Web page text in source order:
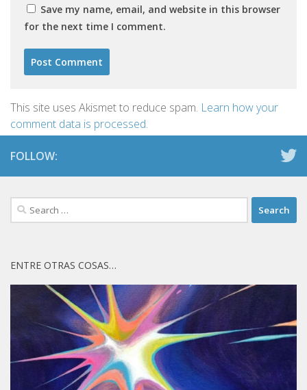
Save my name, email, and website in this browser
for the next time I comment.
This site uses Akismet to reduce spam. Learn how your
comment data is processed.
FOLLOW:
Search
for:
ENTRE OTRAS COSAS…